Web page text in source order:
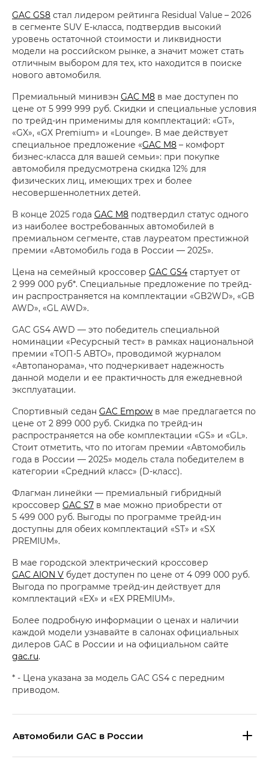
GAC GS8 стал лидером рейтинга Residual Value – 2026
в сегменте SUV E-класса, подтвердив высокий
уровень остаточной стоимости и ликвидности
модели на российском рынке, а значит может стать
отличным выбором для тех, кто находится в поиске
нового автомобиля.
Премиальный минивэн GAC M8 в мае доступен по
цене от 5 999 999 руб. Скидки и специальные условия
по трейд-ин применимы для комплектаций: «GT»,
«GX», «GX Premium» и «Lounge». В мае действует
специальное предложение «GAC M8 – комфорт
бизнес-класса для вашей семьи»: при покупке
автомобиля предусмотрена скидка 12% для
физических лиц, имеющих трех и более
несовершеннолетних детей.
В конце 2025 года GAC M8 подтвердил статус одного
из наиболее востребованных автомобилей в
премиальном сегменте, став лауреатом престижной
премии «Автомобиль года в России — 2025».
Цена на семейный кроссовер GAC GS4 стартует от
2 999 000 руб*. Специальные предложение по трейд-
ин распространяется на комплектации «GB2WD», «GB
AWD», «GL AWD».
GAC GS4 AWD — это победитель специальной
номинации «Ресурсный тест» в рамках национальной
премии «ТОП-5 АВТО», проводимой журналом
«Автопанорама», что подчеркивает надежность
данной модели и ее практичность для ежедневной
эксплуатации.
Спортивный седан GAC Empow в мае предлагается по
цене от 2 899 000 руб. Скидка по трейд-ин
распространяется на обе комплектации «GS» и «GL».
Стоит отметить, что по итогам премии «Автомобиль
года в России — 2025» модель стала победителем в
категории «Средний класс» (D-класс).
Флагман линейки — премиальный гибридный
кроссовер GAC S7 в мае можно приобрести от
5 499 000 руб. Выгоды по программе трейд-ин
доступны для обеих комплектаций «ST» и «SX
PREMIUM».
В мае городской электрический кроссовер
GAC AION V будет доступен по цене от 4 099 000 руб.
Выгода по программе трейд-ин действует для
комплектаций «EX» и «EX PREMIUM».
Более подробную информации о ценах и наличии
каждой модели узнавайте в салонах официальных
дилеров GAC в России и на официальном сайте
gac.ru.
* - Цена указана за модель GAC GS4 с передним
приводом.
Aвтомобили GAC в России